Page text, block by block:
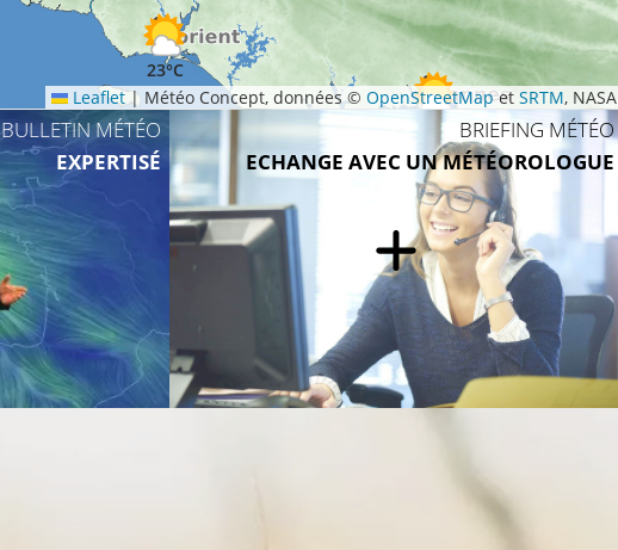
23°C
27°C
Leaflet | Météo Concept, données © OpenStreetMapet SRTM, NASA
BULLETIN MÉTÉO
EXPERTISÉ
BRIEFING MÉTÉO
ECHANGE AVEC UN MÉTÉOROLOGUE